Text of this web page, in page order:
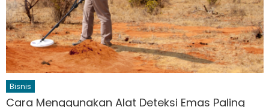
Bisnis
Cara Menggunakan Alat Deteksi Emas Paling